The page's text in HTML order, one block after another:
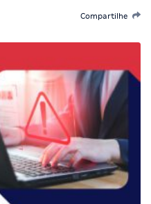
Compartilhe